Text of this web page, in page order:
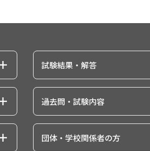
試験結果・解答
試験結果・解答トップ
解答速報
一次試験解答速報
過去問・試験内容
過去問・試験内容トップ
団体・学校関係者の方